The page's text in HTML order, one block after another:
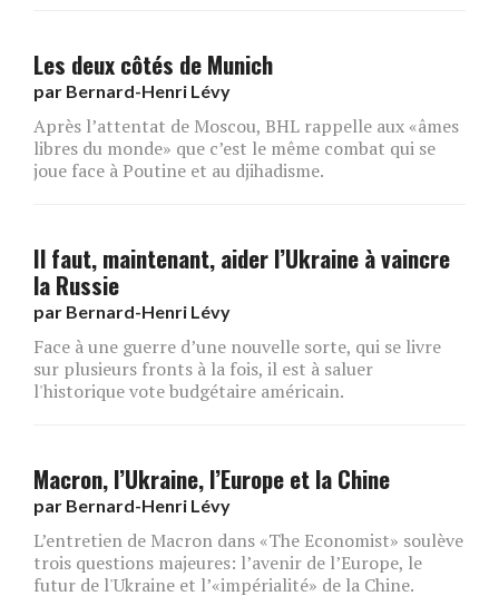
Les deux côtés de Munich
par Bernard-Henri Lévy
Après l’attentat de Moscou, BHL rappelle aux «âmes
libres du monde» que c’est le même combat qui se
joue face à Poutine et au djihadisme.
Il faut, maintenant, aider l’Ukraine à vaincre
la Russie
par Bernard-Henri Lévy
Face à une guerre d’une nouvelle sorte, qui se livre
sur plusieurs fronts à la fois, il est à saluer
l'historique vote budgétaire américain.
Macron, l’Ukraine, l’Europe et la Chine
par Bernard-Henri Lévy
L’entretien de Macron dans «The Economist» soulève
trois questions majeures: l’avenir de l’Europe, le
futur de l'Ukraine et l’«impérialité» de la Chine.